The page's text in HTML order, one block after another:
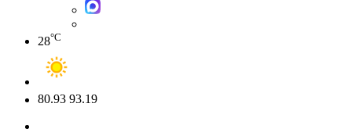
28°C
80.93 93.19